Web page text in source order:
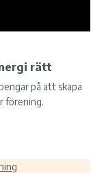
rätt
på att skapa
förening.